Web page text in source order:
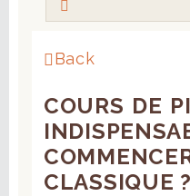
Back
COURS DE
CLASSIQUE